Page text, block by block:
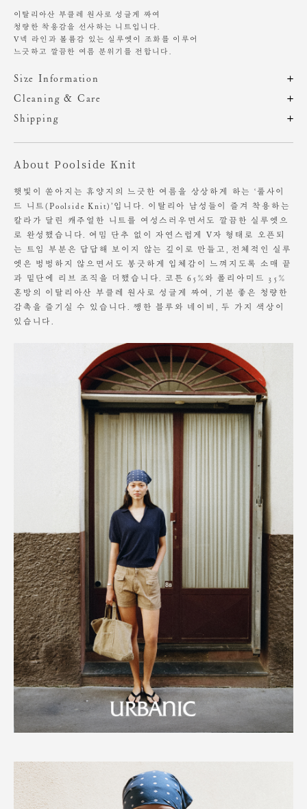
이탈리아산 부클레 원사로 성글게 짜여
청량한 착용감을 선사하는 니트입니다.
V넥 라인과 볼륨감 있는 실루엣이 조화를 이루어
느긋하고 깔끔한 여름 분위기를 전합니다.
Size Information
제품의 일정 수량을 측정한 평균치수로 재는 방법과 위치에 따라 1~3cm
편차가 있을 수 있습니다. (치수단위 : cm)
OS 56.5 43
Height 178cm / Waist 24" Slim 55 size.
Cleaning & Care
드라이클리닝 권장
기계 세탁 시 변형, 이염, 변색, 탈색 있음
장시간 수분에 노출 시 변형 가능성 있음
소비자의 부주의로 인한 제품 훼손 및 세탁 잘못으로 인한
변형에 대해서는 보상의 책임을 지지 않습니다.
Shipping
About Poolside Knit
햇빛이 쏟아지는 휴양지의 느긋한 여름을 상상하게 하는 ‘풀사이
드 니트(Poolside Knit)’입니다. 이탈리아 남성들이 즐겨 착용하는
칼라가 달린 캐주얼한 니트를 여성스러우면서도 깔끔한 실루엣으
로 완성했습니다. 여밈 단추 없이 자연스럽게 V자 형태로 오픈되
는 트임 부분은 답답해 보이지 않는 깊이로 만들고, 전체적인 실루
엣은 벙벙하지 않으면서도 봉긋하게 입체감이 느껴지도록 소매 끝
과 밑단에 리브 조직을 더했습니다. 코튼 65%와 폴리아미드 35%
혼방의 이탈리아산 부클레 원사로 성글게 짜여, 기분 좋은 청량한
감촉을 즐기실 수 있습니다. 쨍한 블루와 네이비, 두 가지 색상이
있습니다.